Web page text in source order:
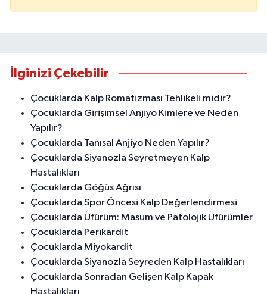
İlginizi Çekebilir
Çocuklarda Kalp Romatizması Tehlikeli midir?
Çocuklarda Girişimsel Anjiyo Kimlere ve Neden
Yapılır?
Çocuklarda Tanısal Anjiyo Neden Yapılır?
Çocuklarda Siyanozla Seyretmeyen Kalp
Hastalıkları
Çocuklarda Göğüs Ağrısı
Çocuklarda Spor Öncesi Kalp Değerlendirmesi
Çocuklarda Üfürüm: Masum ve Patolojik Üfürümler
Çocuklarda Perikardit
Çocuklarda Miyokardit
Çocuklarda Siyanozla Seyreden Kalp Hastalıkları
Çocuklarda Sonradan Gelişen Kalp Kapak